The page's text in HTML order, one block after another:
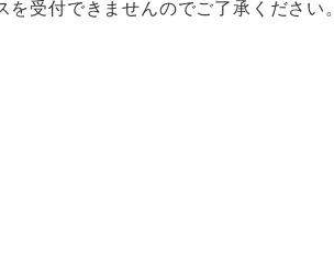
受付できませんのでご了承ください。